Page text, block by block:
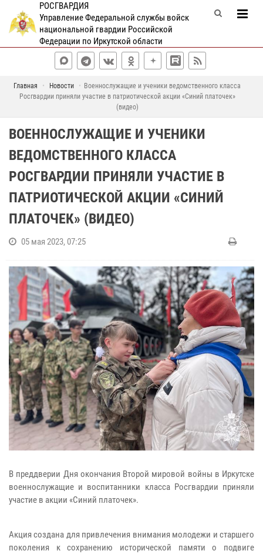
РОСГВАРДИЯ
Управление Федеральной службы войск
национальной гвардии Российской
Федерации по Иркутской области
Главная Новости
Военнослужащие и ученики ведомственного класса
Росгвардии приняли участие в патриотической акции «Синий платочек»
(видео)
ВОЕННОСЛУЖАЩИЕ И УЧЕНИКИ
ВЕДОМСТВЕННОГО КЛАССА
РОСГВАРДИИ ПРИНЯЛИ УЧАСТИЕ В
ПАТРИОТИЧЕСКОЙ АКЦИИ «СИНИЙ
ПЛАТОЧЕК» (ВИДЕО)
05 мая 2023, 07:25
В преддверии Дня окончания Второй мировой войны в Иркутске
военнослужащие и воспитанники класса Росгвардии приняли
участие в акции «Синий платочек».
Акция создана для привлечения внимания молодежи и старшего
поколения к сохранению исторической памяти о подвиге